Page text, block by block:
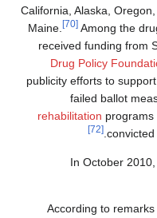
California, Alaska,
Maine.
[70] Among the
received funding from
Drug Policy
publicity efforts to
failed ballot
rehabilitation
[72]
In October
According to